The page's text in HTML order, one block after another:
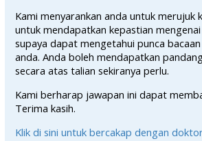
Kami menyarankan anda untuk merujuk
untuk mendapatkan kepastian
supaya dapat mengetahui punca
anda. Anda boleh mendapatkan
secara atas talian sekiranya perlu.
Kami berharap jawapan ini dapat
Terima kasih.
Klik di sini untuk bercakap dengan